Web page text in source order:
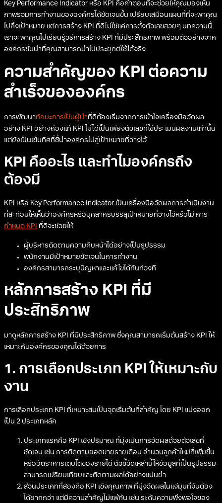
Key Performance Indicator หรือ KPI คือคำตอบที่จะช่วยให้คุณมองเห็น
ภาพรวมการทำงานขององค์กรได้ชัดเจนขึ้น เปรียบเสมือนแผนที่ที่จะพาคุณ
ไปถึงเป้าหมาย แต่การสร้าง KPI ที่ดีไม่ใช่แค่การตั้งตัวเลขสวยๆ บทความนี้
เราจะพาคุณไปเรียนรู้วิธีการสร้าง KPI ที่มีประสิทธิภาพ พร้อมตัวอย่างจาก
องค์กรชั้นนำที่คุณสามารถนำไปประยุกต์ใช้ได้จริง
ความสำคัญของ KPI ต่อความ
สำเร็จขององค์กร
การพัฒนาทักษะการเป็นผู้นำที่ดีต้องเริ่มจากการเข้าใจเครื่องมือวัดผล
อย่าง KPI อย่างถ่องแท้ KPI ไม่ได้เป็นเพียงตัวเลขที่ใช้ประเมินผลงานเท่านั้น
แต่ยังเป็นเข็มทิศที่ชี้นำองค์กรไปสู่เป้าหมายที่วางไว้
KPI คืออะไร และทำไมองค์กรถึง
ต้องมี
KPI หรือ Key Performance Indicator เป็นเครื่องมือวัดผลการดำเนินงาน
ที่สะท้อนให้เห็นว่าองค์กรหรือบุคลากรบรรลุเป้าหมายที่วางไว้หรือไม่ การ
กำหนด KPI ที่ดีจะช่วยให้
ผู้บริหารติดตามความคืบหน้าได้อย่างเป็นรูปธรรม
พนักงานมีเป้าหมายชัดเจนในการทำงาน
องค์กรสามารถระบุปัญหาและแก้ไขได้ทันท่วงที
หลักการสร้าง KPI ที่มี
ประสิทธิภาพ
มาดูหลักการสร้าง KPI ที่มีประสิทธิภาพ ซึ่งคุณสามารถเริ่มต้นสร้าง KPI ให้
เหมาะกับองค์กรของคุณได้ด้วยการ
1. การเลือกประเภท KPI ให้เหมาะกับ
งาน
การเลือกประเภท KPI ที่เหมาะสมเป็นจุดเริ่มต้นที่สำคัญ โดย KPI แบ่งออก
เป็น 2 ประเภทหลัก
ประเภทแรกคือ KPI เชิงปริมาณ ที่มุ่งเน้นการวัดผลด้วยตัวเลขที่
ชัดเจน เช่น การติดตามยอดขายรายเดือน จำนวนลูกค้าใหม่ที่เพิ่มขึ้น
หรืออัตราการเติบโตของรายได้ ตัวชี้วัดเหล่านี้ให้ข้อมูลที่เป็นรูปธรรม
สามารถเปรียบเทียบและติดตามผลได้อย่างแม่นยำ
ส่วนประเภทที่สองคือ KPI เชิงคุณภาพ ที่มุ่งวัดผลในแง่มุมที่จับต้อง
ได้ยากกว่า แต่มีความสำคัญไม่แพ้กัน เช่น ระดับความพึงพอใจของ